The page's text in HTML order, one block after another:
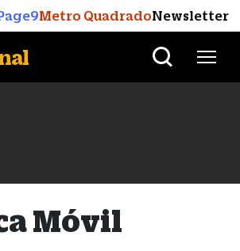
Metro QuadradoNewsletter
Móvil